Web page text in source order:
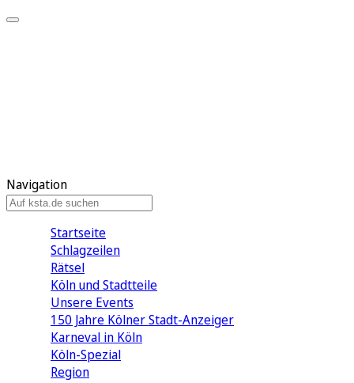
Navigation
Startseite
Schlagzeilen
Rätsel
Köln und Stadtteile
Unsere Events
150 Jahre Kölner Stadt-Anzeiger
Karneval in Köln
Köln-Spezial
Region